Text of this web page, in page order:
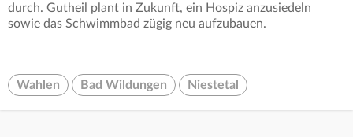
durch. Gutheil plant in Zukunft, ein Hospiz anzusiedeln
sowie das Schwimmbad zügig neu aufzubauen.
Wahlen Bad Wildungen Niestetal